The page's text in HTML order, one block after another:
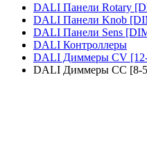
DALI Панели Rotary
DALI Панели Knob
DALI Панели Sens
DALI Контроллеры
DALI Диммеры CV
DALI Диммеры CC [8-